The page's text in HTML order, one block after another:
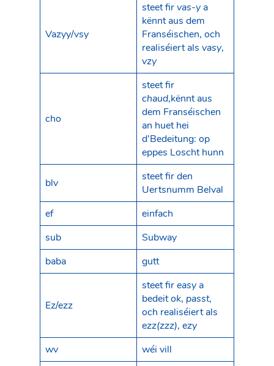
Vazyy/vsy
steet firvas-y a
kënnt aus dem
Franséischen, och
realiséiert als vasy,
vzy
cho
steet fir
chaud,kënnt aus
dem Franséischen
an huet hei
d’Bedeitung: op
eppes Loscht hunn
blv
steet fir den
Uertsnumm Belval
ef
einfach
sub
Subway
baba
gutt
Ez/ezz
steet fireasy a
bedeitok, passt,
och realiséiert als
ezz(zzz), ezy
wv
wéi vill